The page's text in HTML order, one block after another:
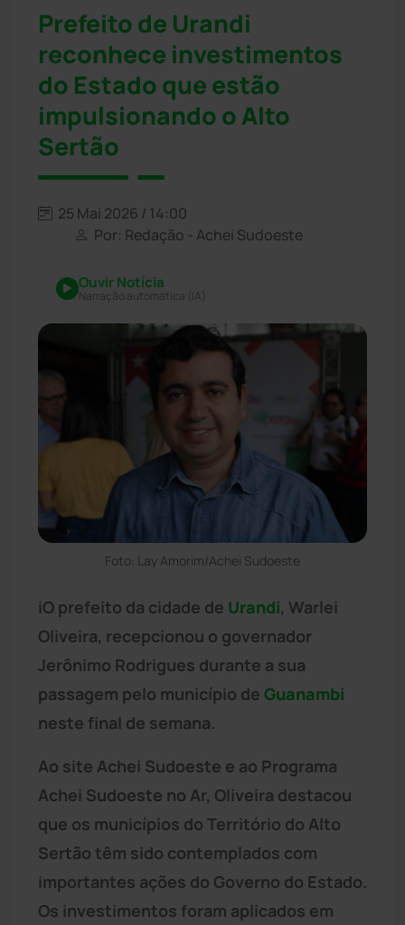
Prefeito de Urandi
reconhece investimentos
do Estado que estão
impulsionando o Alto
Sertão
25 Mai 2026 / 14:00
Por: Redação - Achei Sudoeste
Ouvir Notícia
Narração automática (IA)
Foto: Lay Amorim/Achei Sudoeste
iO prefeito da cidade de Urandi, Warlei
Oliveira, recepcionou o governador
Jerônimo Rodrigues durante a sua
passagem pelo município de Guanambi
neste final de semana.
Ao site Achei Sudoeste e ao Programa
Achei Sudoeste no Ar, Oliveira destacou
que os municípios do Território do Alto
Sertão têm sido contemplados com
importantes ações do Governo do Estado.
Os investimentos foram aplicados em